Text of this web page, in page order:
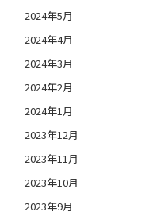
2024年5月
2024年4月
2024年3月
2024年2月
2024年1月
2023年12月
2023年11月
2023年10月
2023年9月